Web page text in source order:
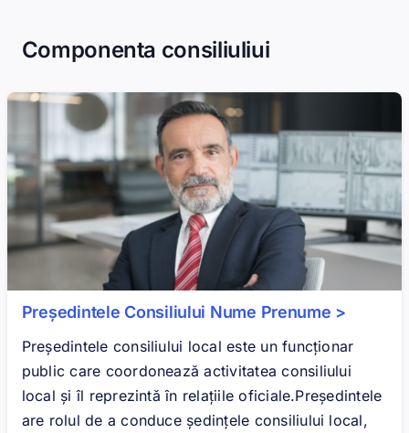
Componenta consiliuliui
Președintele Consiliului Nume Prenume >
Președintele consiliului local este un funcționar
public care coordonează activitatea consiliului
local și îl reprezintă în relațiile oficiale.Președintele
are rolul de a conduce ședințele consiliului local,